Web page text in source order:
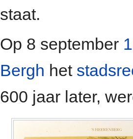
staat.
Op 8 september
Bergh het
600 jaar later,